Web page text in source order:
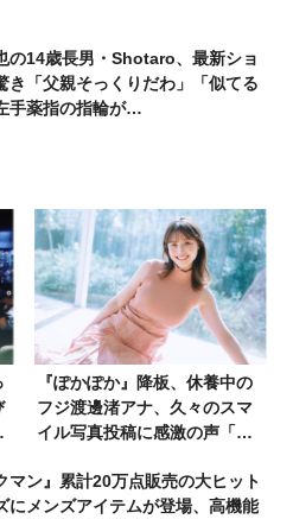
の14歳長男・Shotaro、最新ショ
き「父親そっくりだわ」「似てる
手薬指の指輪が…
『ぽかぽか』降板、休養中の
フジ渡邊渚アナ、久々のスマ
イル写真投稿に感激の声「こ
た」「泣きます」「かなり痩
せてしまったけど…」
マン』累計20万点販売の大ヒット
にメンズアイテムが登場、高機能